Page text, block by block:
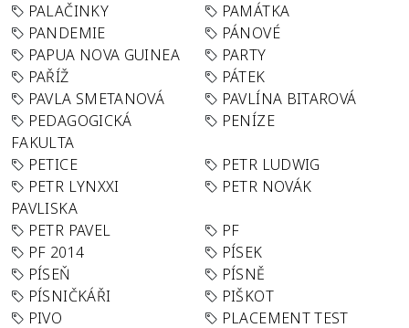
PALAČINKY
PAMÁTKA
PANDEMIE
PÁNOVÉ
PAPUA NOVA GUINEA
PARTY
PAŘÍŽ
PÁTEK
PAVLA SMETANOVÁ
PAVLÍNA BITAROVÁ
PEDAGOGICKÁ
FAKULTA
PENÍZE
PETICE
PETR LUDWIG
PETR LYNXXI
PAVLISKA
PETR NOVÁK
PETR PAVEL
PF
PF 2014
PÍSEK
PÍSEŇ
PÍSNĚ
PÍSNIČKÁŘI
PIŠKOT
PIVO
PLACEMENT TEST